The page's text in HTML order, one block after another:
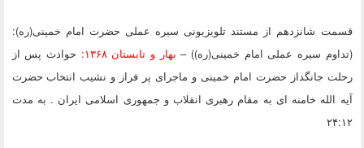
قسمت شانزدهم از مستند تلویزیونی سیره عملی حضرت امام خمینی(ره):
(تداوم سیره عملی امام خمینی(ره)) – بهار و تابستان ۱۳۶۸:
حوادث پس از
رحلت جانگداز حضرت امام خمینی و ماجرای پر فراز و نشیب انتخاب حضرت
آیه الله خامنه ای به مقام رهبری انقلاب و جمهوری اسلامی ایران . به مدت
۲۴:۱۲